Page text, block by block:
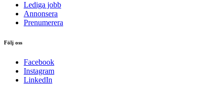
Lediga jobb
Annonsera
Prenumerera
Följ oss
Facebook
Instagram
LinkedIn